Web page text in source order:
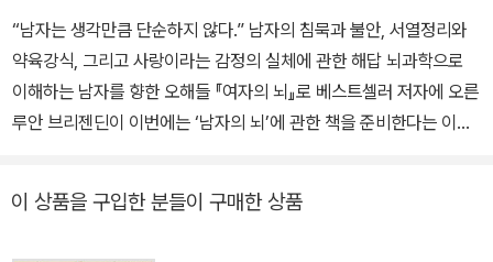
와 구별되는 남자만의 독특한 행동양식을 만들어냄에도 불구하고, 현
실에서 남자의 뇌는 과도하게 단순하다는 오해를 받고 있다고 지적한
다. 또한 뇌구조와 호르몬의 작용이 어떻게 남자를 변화시키는지 보
여줌으로써 남자는 자기 스스로 인생의 변화를 예측할 수 있게 하고,
“남자는 생각만큼 단순하지 않다.” 남자의 침묵과 불안, 서열정리와
약육강식, 그리고 사랑이라는 감정의 실체에 관한 해답 뇌과학으로
이해하는 남자를 향한 오해들 『여자의 뇌』로 베스트셀러 저자에 오른
루안 브리젠딘이 이번에는 ‘남자의 뇌’에 관한 책을 준비한다는 이야
여전히 우리 문화에 넓고 깊게 뿌리 박혀 있음을 깨달았다. 남자는 단
이 상품을 구입한 분들이 구매한 상품